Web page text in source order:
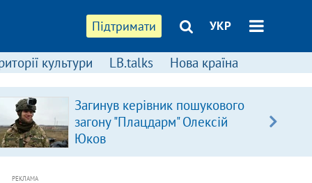
Підтримати УКР
культури LB.talks Нова країна
Загинув керівник пошукового
загону "Плацдарм" Олексій
Юков
РЕКЛАМА